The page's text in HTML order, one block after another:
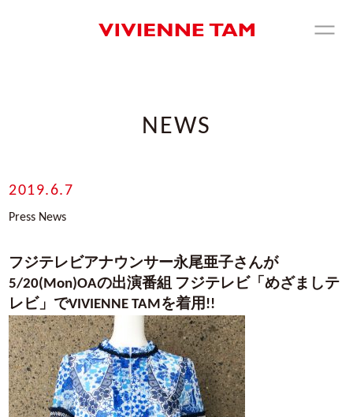
NEWS
2019.6.7
Press News
フジテレビアナウンサー永尾亜子さんが
5/20(Mon)OAの出演番組 フジテレビ「めざましテ
レビ」でVIVIENNE TAMを着用!!